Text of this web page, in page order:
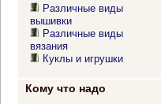
Различные виды
вышивки
Различные виды
вязания
Куклы и игрушки
Кому что надо